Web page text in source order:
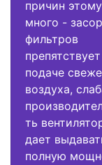
причин этому
много -
фильтров
препятствует
подаче
воздуха,
ть
дает
полную